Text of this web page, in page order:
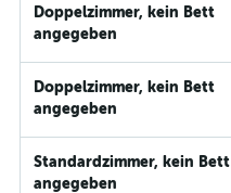
Doppelzimmer, kein Bett
angegeben
Doppelzimmer, kein Bett
angegeben
Standardzimmer, kein Bett
angegeben